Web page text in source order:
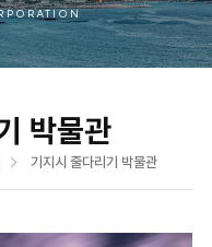
박물관
기지시 줄다리기 박물관